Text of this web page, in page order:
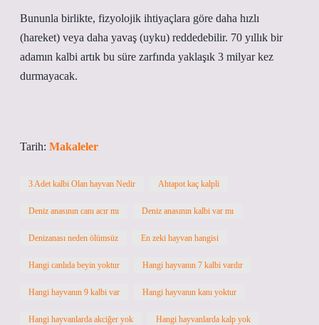
Bununla birlikte, fizyolojik ihtiyaçlara göre daha hızlı
(hareket) veya daha yavaş (uyku) reddedebilir. 70 yıllık bir
adamın kalbi artık bu süre zarfında yaklaşık 3 milyar kez
durmayacak.
Tarih: Makaleler
3 Adet kalbi Olan hayvan Nedir Ahtapot kaç kalpli
Deniz anasının canı acır mı Deniz anasının kalbi var mı
Denizanası neden ölümsüz En zeki hayvan hangisi
Hangi canlıda beyin yoktur Hangi hayvanın 7 kalbi vardır
Hangi hayvanın 9 kalbi var Hangi hayvanın kanı yoktur
Hangi hayvanlarda akciğer yok Hangi hayvanlarda kalp yok